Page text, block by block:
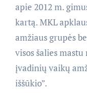
apie 2012 m.
kartą. MKL
amžiaus grupės
visos šalies
įvadinių vaikų
iššūkio”.